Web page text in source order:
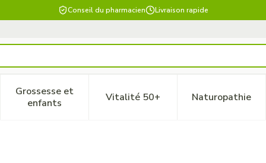
Conseil du pharmacien Livraison rapide
Beauté, soins et hygiène
menu pour la catégorie Régime, alimentation &
Grossesse et
enfantsAfficher le sous-menu pour la catégorie
Vitalité 50+Afficher le sous-menu pour la
Naturopathie
Afficher